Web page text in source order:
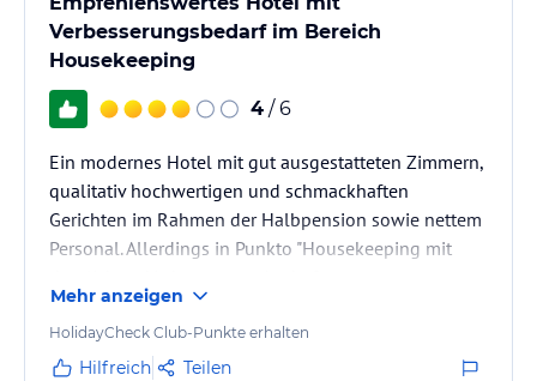
Verbesserungsbedarf im Bereich
Housekeeping
4 / 6
Ein modernes Hotel mit gut ausgestatteten Zimmern,
qualitativ hochwertigen und schmackhaften
Gerichten im Rahmen der Halbpension sowie nettem
Personal. Allerdings in Punkto "Housekeeping mit
Mehr anzeigen
HolidayCheck Club-Punkte erhalten
Hilfreich Teilen